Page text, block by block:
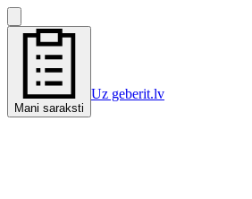
Mani saraksti
Uz geberit.lv